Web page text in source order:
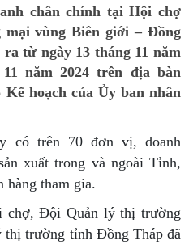
chân chính tại Hội chợ
vùng Biên giới – Đồng
từ ngày 13 tháng 11 năm
năm 2024 trên địa bàn
hoạch của Ủy ban nhân
có trên 70 đơn vị, doanh
xuất trong và ngoài Tỉnh,
hàng tham gia.
chợ, Đội Quản lý thị trường
thị trường tỉnh Đồng Tháp đã